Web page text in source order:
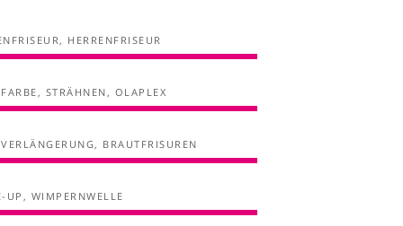
HERRENFRISEUR
STRÄHNEN, OLAPLEX
BRAUTFRISUREN
UP, WIMPERNWELLE